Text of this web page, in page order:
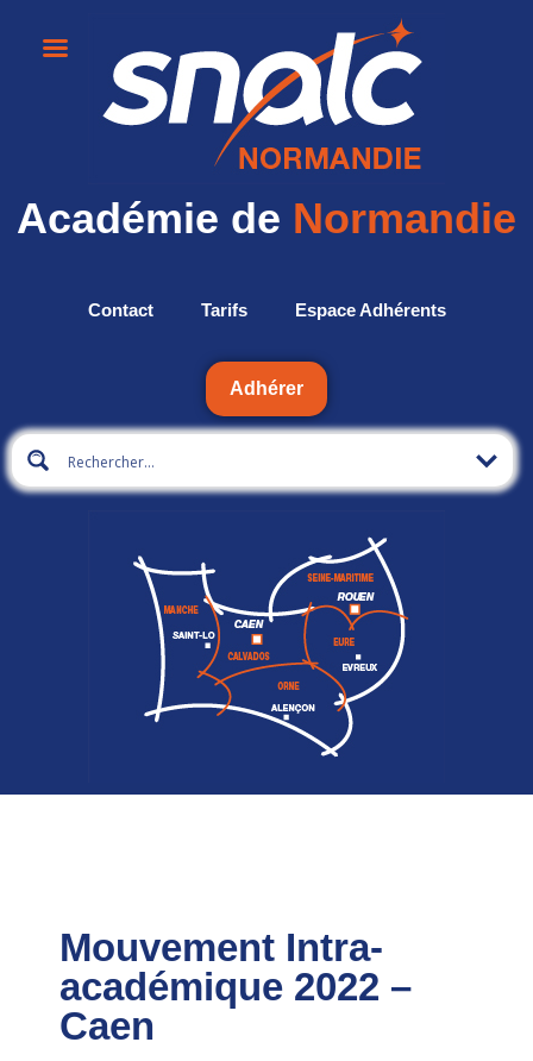
Académie de Normandie
Contact Tarifs Espace Adhérents
Adhérer
Mouvement Intra-
académique 2022 –
Caen